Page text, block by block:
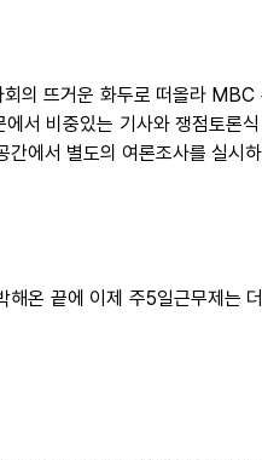
의 뜨거운 화두로 떠올라
비중있는 기사와 쟁점토론
에서 별도의 여론조사를 실시
온 끝에 이제 주5일근무제는